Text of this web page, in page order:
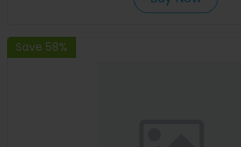
Save 58%